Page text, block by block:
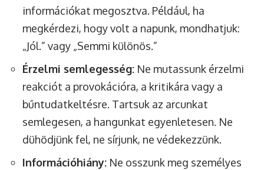
információkat megosztva. Például, ha
megkérdezi, hogy volt a napunk, mondhatjuk:
„Jól.” vagy „Semmi különös.”
Érzelmi semlegesség: Ne mutassunk érzelmi
reakciót a provokációra, a kritikára vagy a
bűntudatkeltésre. Tartsuk az arcunkat
semlegesen, a hangunkat egyenletesen. Ne
dühödjünk fel, ne sírjunk, ne védekezzünk.
Információhiány: Ne osszunk meg személyes